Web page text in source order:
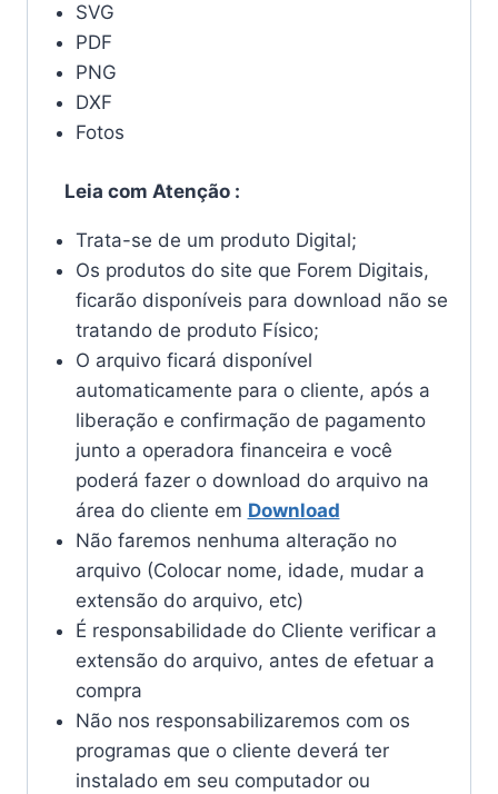
SVG
PDF
PNG
DXF
Fotos
Leia com Atenção :
Trata-se de um produto Digital;
Os produtos do site que Forem Digitais,
ficarão disponíveis para download não se
tratando de produto Físico;
O arquivo ficará disponível
automaticamente para o cliente, após a
liberação e confirmação de pagamento
junto a operadora financeira e você
poderá fazer o download do arquivo na
área do cliente em Download
Não faremos nenhuma alteração no
arquivo (Colocar nome, idade, mudar a
extensão do arquivo, etc)
É responsabilidade do Cliente verificar a
extensão do arquivo, antes de efetuar a
compra
Não nos responsabilizaremos com os
programas que o cliente deverá ter
instalado em seu computador ou